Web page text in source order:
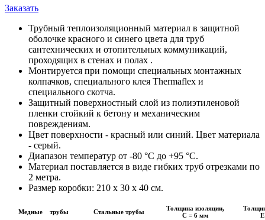
Заказать
Трубный теплоизоляционный материал в защитной
оболочке красного и синего цвета для труб
сантехнических и отопительных коммуникаций,
проходящих в стенах и полах .
Монтируется при помощи специальных монтажных
колпачков, специального клея Thermaflex и
специального скотча.
Защитный поверхностный слой из полиэтиленовой
пленки стойкий к бетону и механическим
повреждениям.
Цвет поверхности - красный или синий. Цвет материала
- серый.
Диапазон температур от -80 °С до +95 °С.
Материал поставляется в виде гибких труб отрезками по
2 метра.
Размер коробки: 210 х 30 х 40 см.
Медные трубы Стальные трубы
Толщина изоляции,
С = 6 мм